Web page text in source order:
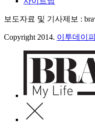
보도자료 및 기사제보 :
Copyright 2014. 이투데이